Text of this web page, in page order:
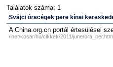
Találatok száma: 1
Svájci óracégek pere kínai
A China.org.cn portál értesülései
/inet/kosar/hu/cikkek/2011/june/